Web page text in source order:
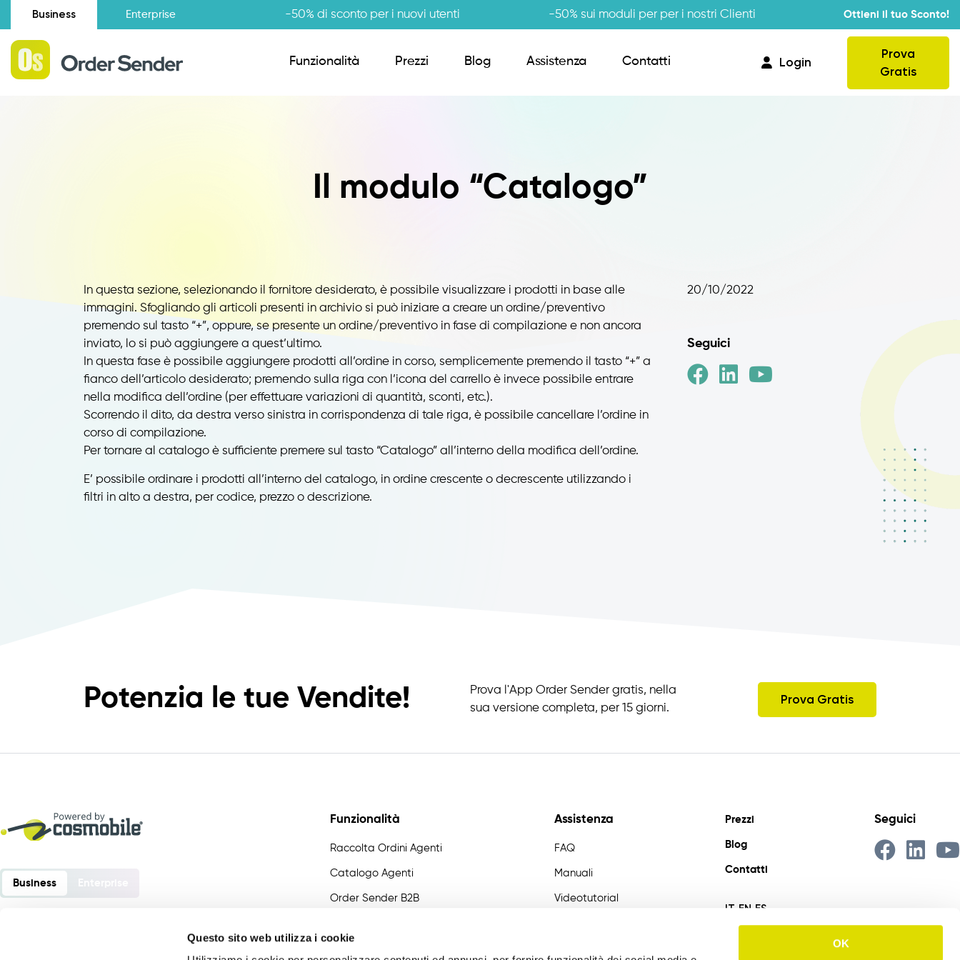
Questo sito web utilizza i cookie
OK
Business Enterprise -50% di sconto per i nuovi utenti -50% sui moduli per per i nostri Clienti Ottieni il tuo Sconto!
Funzionalità
CRM Giro Visite
Prezzi Blog Assistenza Contatti Login
Prova
Gratis
Il modulo “Catalogo”
In questa sezione, selezionando il fornitore desiderato, è possibile visualizzare i prodotti in base alle
immagini. Sfogliando gli articoli presenti in archivio si può iniziare a creare un ordine/preventivo
premendo sul tasto “+”, oppure, se presente un ordine/preventivo in fase di compilazione e non ancora
inviato, lo si può aggiungere a quest’ultimo.
In questa fase è possibile aggiungere prodotti all’ordine in corso, semplicemente premendo il tasto “+” a
fianco dell’articolo desiderato; premendo sulla riga con l’icona del carrello è invece possibile entrare
nella modifica dell’ordine (per effettuare variazioni di quantità, sconti, etc.).
Scorrendo il dito, da destra verso sinistra in corrispondenza di tale riga, è possibile cancellare l’ordine in
corso di compilazione.
Per tornare al catalogo è sufficiente premere sul tasto “Catalogo” all’interno della modifica dell’ordine.
E’ possibile ordinare i prodotti all’interno del catalogo, in ordine crescente o decrescente utilizzando i
filtri in alto a destra, per codice, prezzo o descrizione.
20/10/2022
Seguici
Potenzia le tue Vendite!
Prova l'App Order Sender gratis, nella
sua versione completa, per 15 giorni.
Prova Gratis
Business
Funzionalità
Raccolta Ordini Agenti
Catalogo Agenti
Order Sender B2B
Assistenza
FAQ
Manuali
Videotutorial
Prezzi
Blog
Contatti
IT EN ES
Seguici